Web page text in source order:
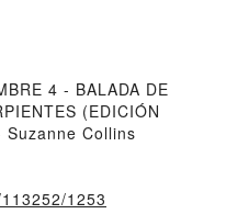
4 - BALADA DE
(EDICIÓN
Suzanne Collins
1253